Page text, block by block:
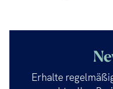
Erhalte